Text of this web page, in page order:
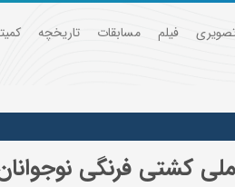
فیلم مسابقات تاریخچه
کشتی فرنگی